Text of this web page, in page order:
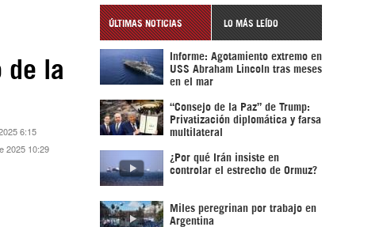
de la
6:15
2025 10:29
ÚLTIMAS NOTICIAS LO MÁS LEÍDO
Informe: Agotamiento extremo en
USS Abraham Lincoln tras meses
en el mar
“Consejo de la Paz” de Trump:
Privatización diplomática y farsa
multilateral
¿Por qué Irán insiste en
controlar el estrecho de Ormuz?
Miles peregrinan por trabajo en
Argentina